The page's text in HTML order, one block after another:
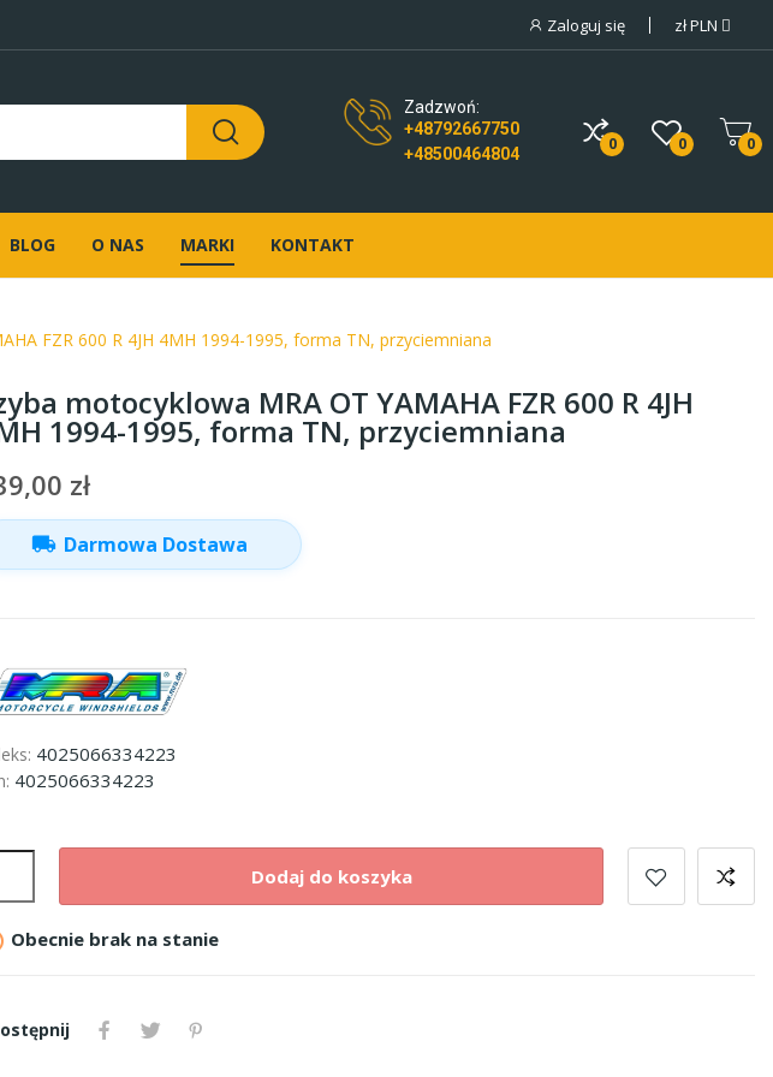
Zaloguj się złPLN
Zadzwoń:
+48792667750
+48500464804
0 0 0
BLOG O NAS MARKI KONTAKT
FZR 600 R 4JH 4MH 1994-1995, forma TN, przyciemniana
motocyklowa MRA OT YAMAHA FZR 600 R 4JH
1994-1995, forma TN, przyciemniana
zł
local_shipping Darmowa Dostawa
4025066334223
4025066334223
Dodaj do koszyka
Obecnie brak na stanie